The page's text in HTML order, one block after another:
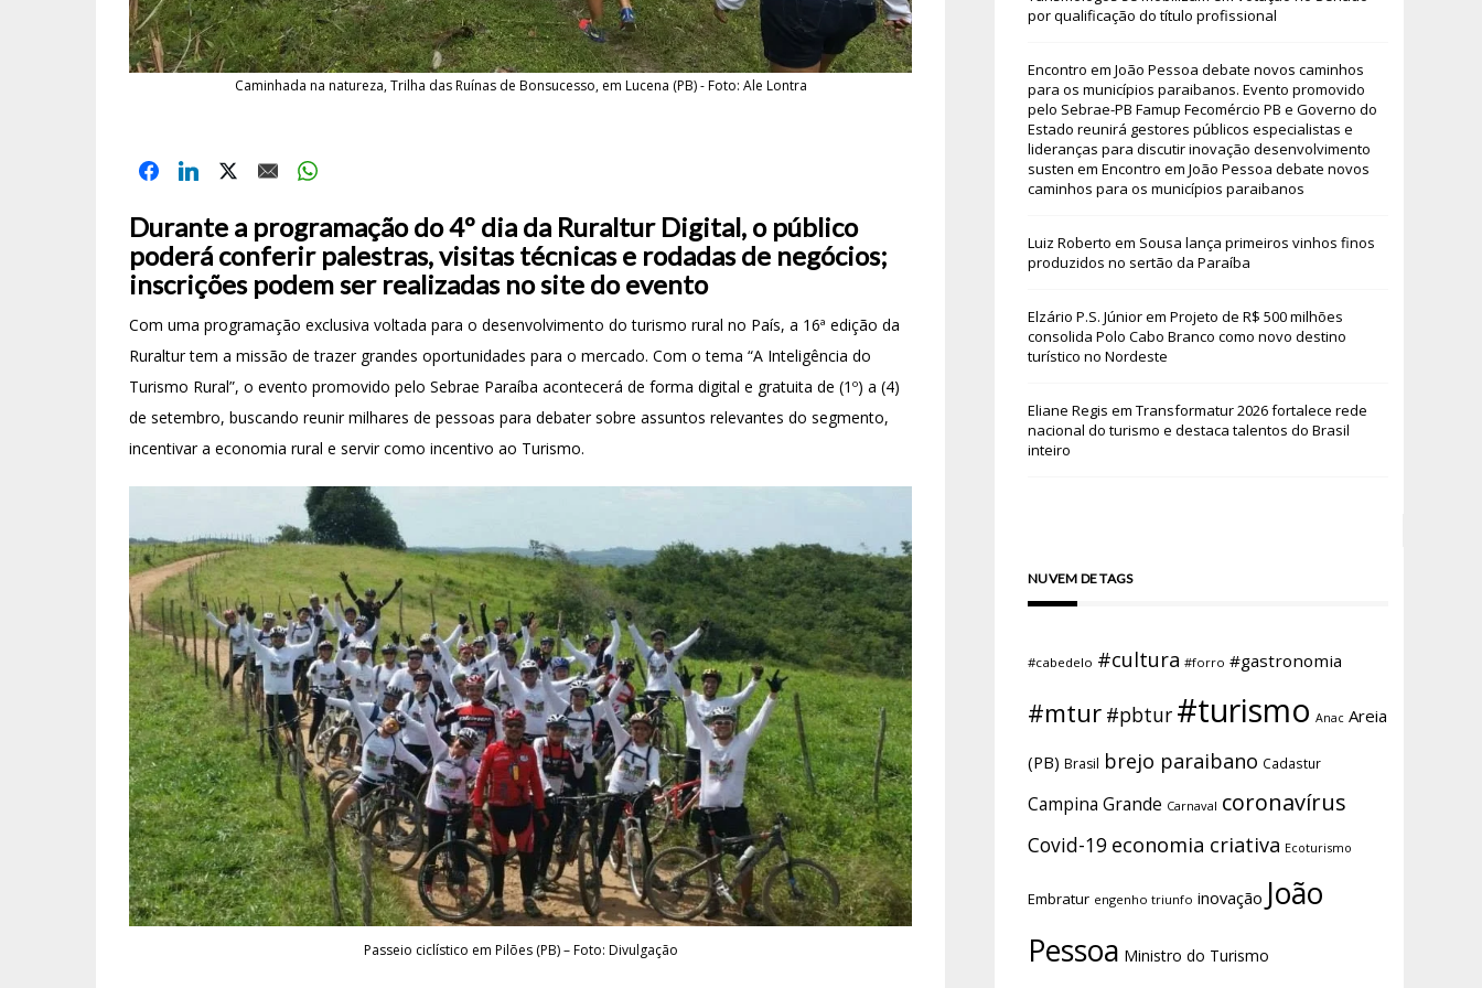
Caminhada na natureza, Trilha das Ruínas de Bonsucesso, em Lucena (PB) - Foto: Ale Lontra
Durante a programação do 4º dia da Ruraltur Digital, o público
poderá conferir palestras, visitas técnicas e rodadas de negócios;
inscrições podem ser realizadas no site do evento
Com uma programação exclusiva voltada para o desenvolvimento do turismo rural no País, a 16ª edição da
Ruraltur tem a missão de trazer grandes oportunidades para o mercado. Com o tema “A Inteligência do
Turismo Rural”, o evento promovido pelo Sebrae Paraíba acontecerá de forma digital e gratuita de (1º) a (4)
de setembro, buscando reunir milhares de pessoas para debater sobre assuntos relevantes do segmento,
incentivar a economia rural e servir como incentivo ao Turismo.
Passeio ciclístico em Pilões (PB) – Foto: Divulgação
por qualificação do título profissional
Encontro em João Pessoa debate novos caminhos
para os municípios paraibanos. Evento promovido
pelo Sebrae-PB Famup Fecomércio PB e Governo do
Estado reunirá gestores públicos especialistas e
lideranças para discutir inovação desenvolvimento
susten em Encontro em João Pessoa debate novos
caminhos para os municípios paraibanos
Luiz Roberto em Sousa lança primeiros vinhos finos
produzidos no sertão da Paraíba
Elzário P.S. Júniorem Projeto de R$ 500 milhões
consolida Polo Cabo Branco como novo destino
turístico no Nordeste
Eliane Regis em Transformatur 2026 fortalece rede
nacional do turismo e destaca talentos do Brasil
inteiro
NUVEM DE TAGS
#cabedelo #cultura #forro #gastronomia
#mtur #pbtur #turismo Anac Areia
(PB) Brasil brejo paraibano Cadastur
Campina Grande Carnaval coronavírus
Covid-19 economia criativa Ecoturismo
Embratur engenho triunfo inovação João
Pessoa Ministro do Turismo